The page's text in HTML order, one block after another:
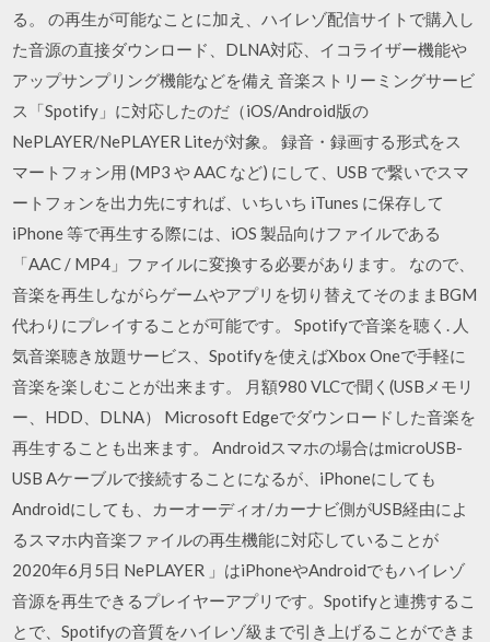
る。 の再生が可能なことに加え、ハイレゾ配信サイトで購入し
た音源の直接ダウンロード、DLNA対応、イコライザー機能や
アップサンプリング機能などを備え 音楽ストリーミングサービ
ス「Spotify」に対応したのだ（iOS/Android版の
NePLAYER/NePLAYER Liteが対象。 録音・録画する形式をス
マートフォン用 (MP3 や AAC など) にして、USB で繋いでスマ
ートフォンを出力先にすれば、いちいち iTunes に保存して
iPhone 等で再生する際には、iOS 製品向けファイルである
「AAC / MP4」ファイルに変換する必要があります。 なので、
音楽を再生しながらゲームやアプリを切り替えてそのままBGM
代わりにプレイすることが可能です。 Spotifyで音楽を聴く. 人
気音楽聴き放題サービス、Spotifyを使えばXbox Oneで手軽に
音楽を楽しむことが出来ます。 月額980 VLCで聞く(USBメモリ
ー、HDD、DLNA） Microsoft Edgeでダウンロードした音楽を
再生することも出来ます。 Androidスマホの場合はmicroUSB-
USB Aケーブルで接続することになるが、iPhoneにしても
Androidにしても、カーオーディオ/カーナビ側がUSB経由によ
るスマホ内音楽ファイルの再生機能に対応していることが
2020年6月5日 NePLAYER 」はiPhoneやAndroidでもハイレゾ
音源を再生できるプレイヤーアプリです。Spotifyと連携するこ
とで、Spotifyの音質をハイレゾ級まで引き上げることができま